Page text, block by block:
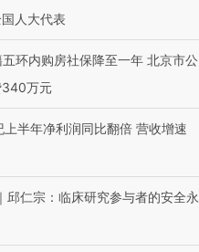
人大代表
环内购房社保降至一年 北京市公
340万元
上半年净利润同比翻倍 营收增速
邱仁宗：临床研究参与者的安全永